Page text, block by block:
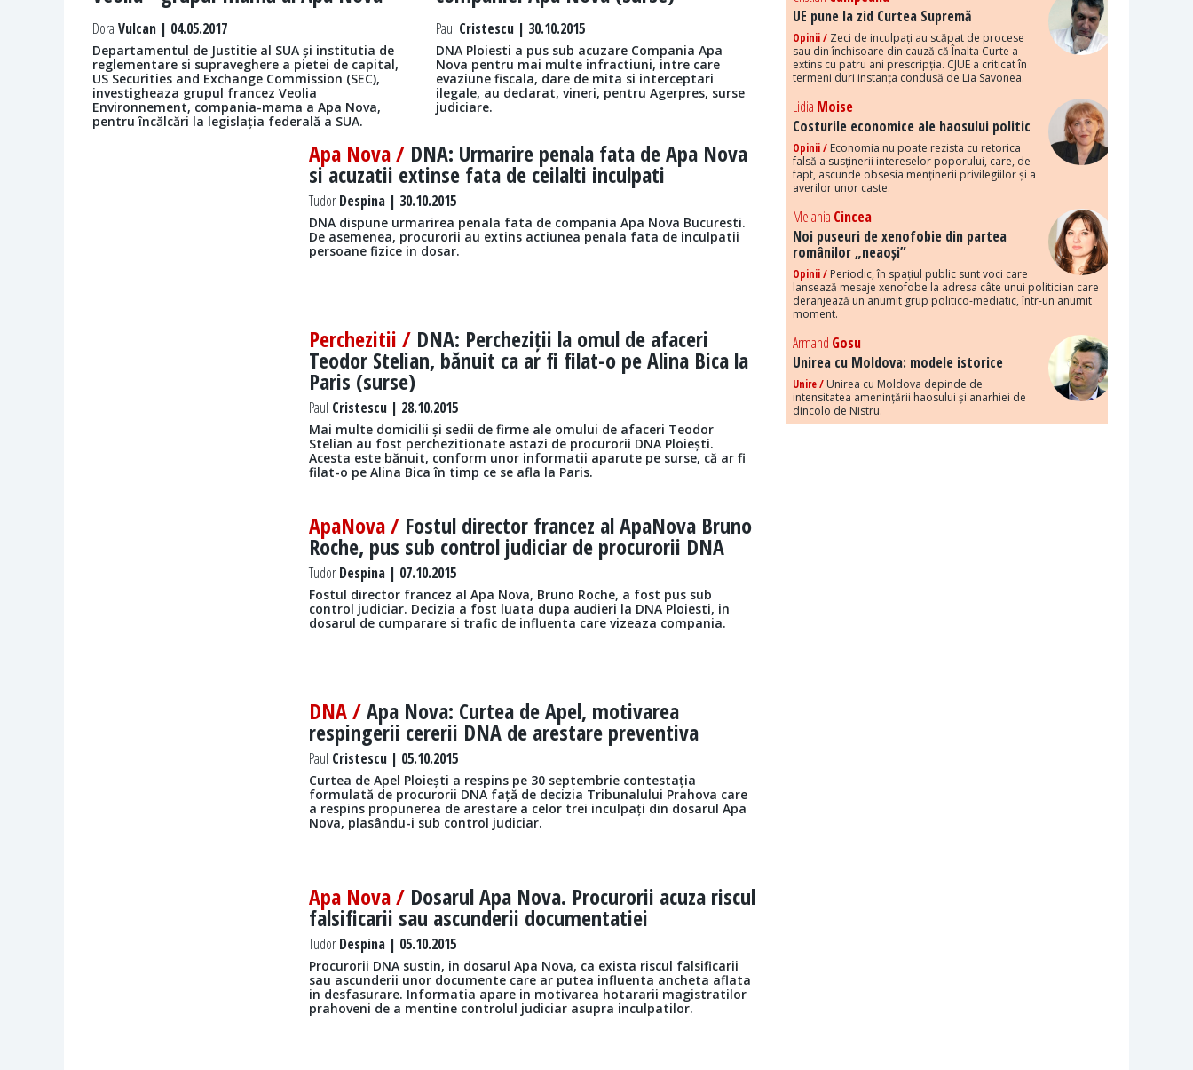
Dora Vulcan | 04.05.2017
Departamentul de Justitie al SUA și institutia de
reglementare si supraveghere a pietei de capital,
US Securities and Exchange Commission (SEC),
investigheaza grupul francez Veolia
Environnement, compania-mama a Apa Nova,
pentru încălcări la legislația federală a SUA.
Paul Cristescu | 30.10.2015
DNA Ploiesti a pus sub acuzare Compania Apa
Nova pentru mai multe infractiuni, intre care
evaziune fiscala, dare de mita si interceptari
ilegale, au declarat, vineri, pentru Agerpres, surse
judiciare.
Apa Nova / DNA: Urmarire penala fata de Apa Nova
si acuzatii extinse fata de ceilalti inculpati
TudorDespina | 30.10.2015
DNA dispune urmarirea penala fata de compania Apa Nova Bucuresti.
De asemenea, procurorii au extins actiunea penala fata de inculpatii
persoane fizice in dosar.
Perchezitii / DNA: Percheziții la omul de afaceri
Teodor Stelian, bănuit ca ar fi filat-o pe Alina Bica la
Paris (surse)
Paul Cristescu | 28.10.2015
Mai multe domicilii și sedii de firme ale omului de afaceri Teodor
Stelian au fost perchezitionate astazi de procurorii DNA Ploiești.
Acesta este bănuit, conform unor informatii aparute pe surse, că ar fi
filat-o pe Alina Bica în timp ce se afla la Paris.
ApaNova / Fostul director francez al ApaNova Bruno
Roche, pus sub control judiciar de procurorii DNA
TudorDespina | 07.10.2015
Fostul director francez al Apa Nova, Bruno Roche, a fost pus sub
control judiciar. Decizia a fost luata dupa audieri la DNA Ploiesti, in
dosarul de cumparare si trafic de influenta care vizeaza compania.
DNA /Apa Nova: Curtea de Apel, motivarea
respingerii cererii DNA de arestare preventiva
Paul Cristescu | 05.10.2015
Curtea de Apel Ploiești a respins pe 30 septembrie contestația
formulată de procurorii DNA față de decizia Tribunalului Prahova care
a respins propunerea de arestare a celor trei inculpați din dosarul Apa
Nova, plasându-i sub control judiciar.
Apa Nova / Dosarul Apa Nova. Procurorii acuza riscul
falsificarii sau ascunderii documentatiei
TudorDespina | 05.10.2015
Procurorii DNA sustin, in dosarul Apa Nova, ca exista riscul falsificarii
sau ascunderii unor documente care ar putea influenta ancheta aflata
in desfasurare. Informatia apare in motivarea hotararii magistratilor
prahoveni de a mentine controlul judiciar asupra inculpatilor.
UE pune la zid Curtea Supremă
Opinii / Zeci de inculpați au scăpat de procese
sau din închisoare din cauză că Înalta Curte a
extins cu patru ani prescripția. CJUE a criticat în
termeni duri instanța condusă de Lia Savonea.
Lidia Moise
Costurile economice ale haosului politic
Opinii / Economia nu poate rezista cu retorica
falsă a susținerii intereselor poporului, care, de
fapt, ascunde obsesia menținerii privilegiilor și a
averilor unor caste.
Melania Cincea
Noi puseuri de xenofobie din partea
românilor „neaoși”
Opinii / Periodic, în spațiul public sunt voci care
lansează mesaje xenofobe la adresa câte unui politician care
deranjează un anumit grup politico-mediatic, într-un anumit
moment.
Armand Gosu
Unirea cu Moldova: modele istorice
Unire / Unirea cu Moldova depinde de
intensitatea amenințării haosului și anarhiei de
dincolo de Nistru.